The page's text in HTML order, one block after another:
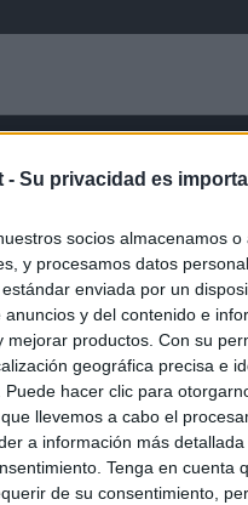
- Su privacidad es
socios almacenamos
y procesamos datos
enviada por un
anuncios y del contenido e
mejorar productos. Con su
geográfica precisa e
Puede hacer clic para
llevemos a cabo el
a información más
Tenga en cuenta
de su consentimiento,